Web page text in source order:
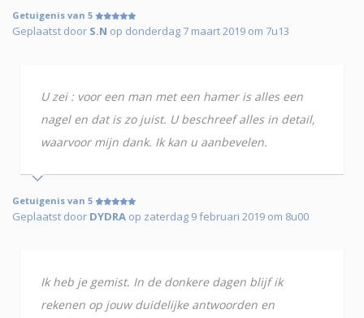
Getuigenis van 5
Geplaatst door S.N op donderdag 7 maart 2019 om 7u13
U zei : voor een man met een hamer is alles een
nagel en dat is zo juist. U beschreef alles in detail,
waarvoor mijn dank. Ik kan u aanbevelen.
Getuigenis van 5
Geplaatst door DYDRA op zaterdag 9 februari 2019 om 8u00
Ik heb je gemist. In de donkere dagen blijf ik
rekenen op jouw duidelijke antwoorden en